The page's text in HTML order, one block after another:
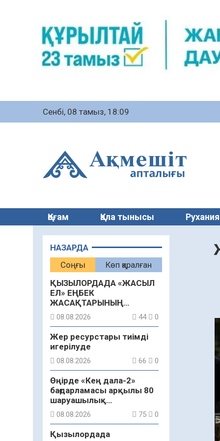
Сенбі, 08 тамыз, 18:09
Қоғам Қала тынысы
НАЗАРДА
Соңғы
Көп қаралған
ҚЫЗЫЛОРДАДА «ЖАСЫЛ
ЕЛ» ЕҢБЕК
ЖАСАҚТАРЫНЫҢ
ҚАТЫСУЫМЕН
ЭКОЛОГИЯЛЫҚ СЕНБІЛІК
ӨТТІ
08.08.2026 44 0
Жер ресурстары тиімді
игерілуде
08.08.2026 66 0
Өңірде «Кең дала-2»
бағдарламасы арқылы 80
шаруашылық
қаржыландырылды
08.08.2026 75 0
Қызылордада